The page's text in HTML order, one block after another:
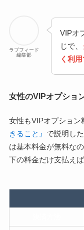
ラブフィード
編集部
VIPオ
じで、
く利
女性のVIPオプショ
女性もVIPオプション
きること』 で説明し
は基本料金が無料な
下の料金だけ支払えば